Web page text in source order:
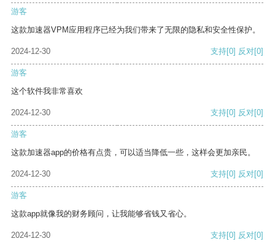
游客
这款加速器VPM应用程序已经为我们带来了无限的隐私和安全性保护。
2024-12-30 支持[0] 反对[0]
游客
这个软件我非常喜欢
2024-12-30 支持[0] 反对[0]
游客
这款加速器app的价格有点贵，可以适当降低一些，这样会更加亲民。
2024-12-30 支持[0] 反对[0]
游客
这款app就像我的财务顾问，让我能够省钱又省心。
2024-12-30 支持[0] 反对[0]